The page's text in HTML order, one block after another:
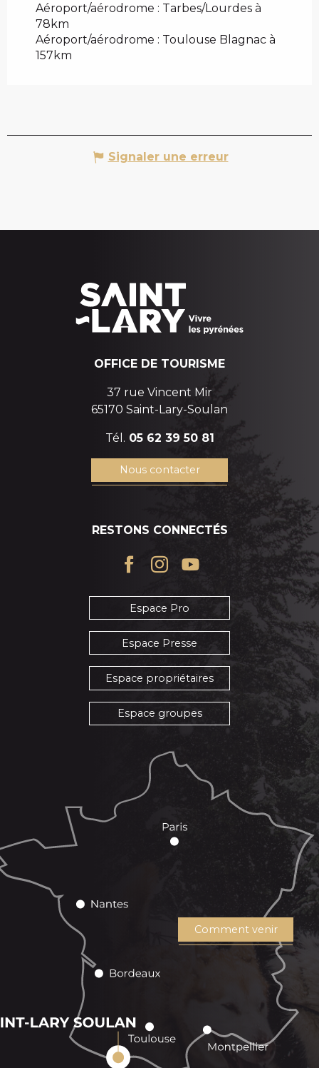
Aéroport/aérodrome : Tarbes/Lourdes à
78km
Aéroport/aérodrome : Toulouse Blagnac à
157km
Signaler une erreur
OFFICE DE TOURISME
37 rue Vincent Mir
65170 Saint-Lary-Soulan
Tél. 05 62 39 50 81
Nous contacter
RESTONS CONNECTÉS
Espace Pro
Espace Presse
Espace propriétaires
Espace groupes
Comment venir